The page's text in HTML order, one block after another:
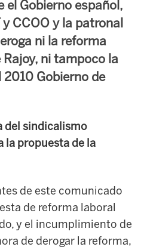
el Gobierno español,
CCOO y la patronal
ni la reforma
ni tampoco la
Gobierno de
del sindicalismo
propuesta de la
de este comunicado
de reforma laboral
y el incumplimiento de
de derogar la reforma,